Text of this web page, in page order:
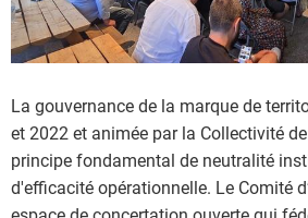
La gouvernance de la marque de
et 2022 et animée par la Collectivité
principe fondamental de neutralité
d'efficacité opérationnelle. Le Comité